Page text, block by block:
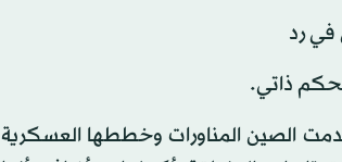
في رد
ذاتي.
الصين المناورات وخططها العسكرية